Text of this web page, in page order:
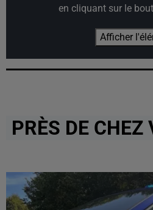
en cliquant sur le
Afficher
PRÈS DE CHEZ